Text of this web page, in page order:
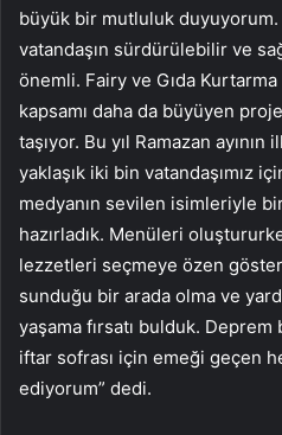
büyük bir mutluluk
vatandaşın sürdürülebilir ve
önemli. Fairy ve Gıda
kapsamı daha da büyüyen
taşıyor. Bu yıl Ramazan
yaklaşık iki bin vatandaşımız
medyanın sevilen isimleriyle
hazırladık. Menüleri
lezzetleri seçmeye özen
sunduğu bir arada olma ve
yaşama fırsatı bulduk.
iftar sofrası için emeği geçen
ediyorum” dedi.